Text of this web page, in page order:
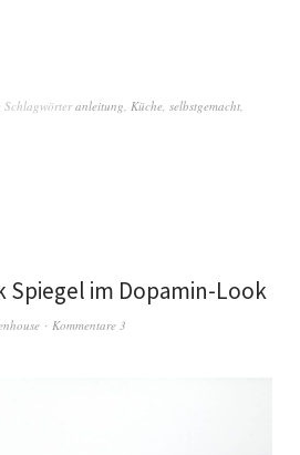
Schlagwörteranleitung, Küche, selbstgemacht,
Spiegel im Dopamin-Look
Kommentare 3